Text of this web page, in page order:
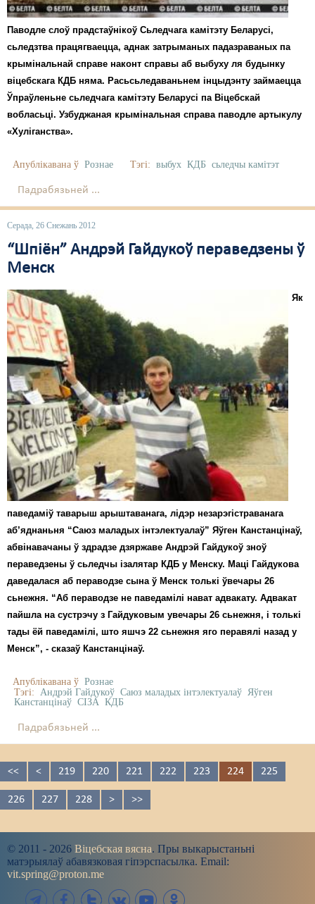
Паводле слоў прадстаўнікоў Сьледчага камітэту Беларусі,
сьледзтва працягваецца, аднак затрыманых падазраваных па
крымінальнай справе наконт справы аб выбуху ля будынку
віцебскага КДБ няма. Расьсьледаваньнем інцыдэнту займаецца
Ўпраўленьне сьледчага камітэту Беларусі па Віцебскай
вобласьці. Узбуджаная крымінальная справа паводле артыкулу
«Хуліганства».
Апублікавана ў Рознае Тэгі: выбух КДБ сьледчы камітэт
Падрабязьней ...
Серада, 26 Снежань 2012
“Шпіён” Андрэй Гайдукоў пераведзены ў
Менск
Як
паведаміў таварыш арыштаванага, лідэр незарэгістраванага
аб’яднаньня “Саюз маладых інтэлектуалаў” Яўген Канстанцінаў,
абвінавачаны ў здрадзе дзяржаве Андрэй Гайдукоў зноў
пераведзены ў сьледчы ізалятар КДБ у Менску. Маці Гайдукова
даведалася аб пераводзе сына ў Менск толькі ўвечары 26
сьнежня. “Аб пераводзе не паведамілі нават адвакату. Адвакат
пайшла на сустрэчу з Гайдуковым увечары 26 сьнежня, і толькі
тады ёй паведамілі, што яшчэ 22 сьнежня яго перавялі назад у
Менск”, - сказаў Канстанцінаў.
Апублікавана ў Рознае
Тэгі: Андрэй Гайдукоў Саюз маладых інтэлектуалаў Яўген
Канстанцінаў СІЗА КДБ
Падрабязьней ...
<< < 219 220 221 222 223 224 225
226 227 228 > >>
© 2011 - 2026 Віцебская вясна. Пры выкарыстаньні
матэрыялаў абавязковая гіпэрспасылка. Email:
vit.spring@proton.me